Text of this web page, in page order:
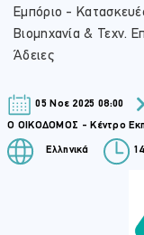
Εμπόριο -
Βιομηχανία & Τεχν.
Άδειες
05 Νοε 2025 08:00
Ο ΟΙΚΟΔΟΜΟΣ - Κέντρο
Ελληνικά